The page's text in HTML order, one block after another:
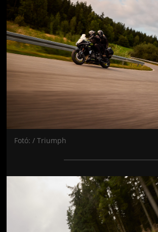
Fotó: / Triumph
Jön még kép!